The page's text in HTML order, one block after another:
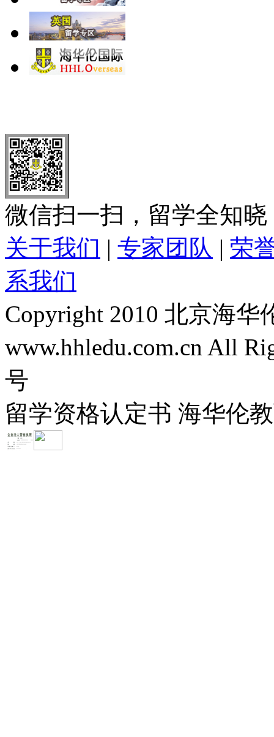
微信扫一扫，留学全知晓
关于我们 | 专家团队 | 荣
系我们
Copyright 2010 北京海
www.hhledu.com.cn All
号
留学资格认定书 海华伦